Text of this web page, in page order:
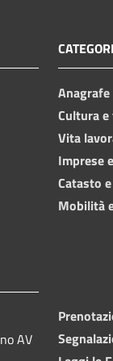
Cultura
Vita
Imprese
Catasto
Mobilità
AV